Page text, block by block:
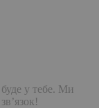
у тебе. Ми